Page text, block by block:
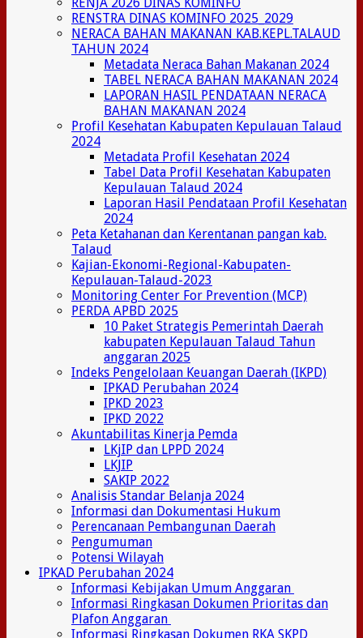
RENSTRA DINAS KOMINFO 2025_2029
NERACA BAHAN MAKANAN KAB.KEPL.TALAUD
TAHUN 2024
Metadata Neraca Bahan Makanan 2024
TABEL NERACA BAHAN MAKANAN 2024
LAPORAN HASIL PENDATAAN NERACA
BAHAN MAKANAN 2024
Profil Kesehatan Kabupaten Kepulauan Talaud
2024
Metadata Profil Kesehatan 2024
Tabel Data Profil Kesehatan Kabupaten
Kepulauan Talaud 2024
Laporan Hasil Pendataan Profil Kesehatan
2024
Peta Ketahanan dan Kerentanan pangan kab.
Talaud
Kajian-Ekonomi-Regional-Kabupaten-
Kepulauan-Talaud-2023
Monitoring Center For Prevention (MCP)
PERDA APBD 2025
10 Paket Strategis Pemerintah Daerah
kabupaten Kepulauan Talaud Tahun
anggaran 2025
Indeks Pengelolaan Keuangan Daerah (IKPD)
IPKAD Perubahan 2024
IPKD 2023
IPKD 2022
Akuntabilitas Kinerja Pemda
LKjIP dan LPPD 2024
LKJIP
SAKIP 2022
Analisis Standar Belanja 2024
Informasi dan Dokumentasi Hukum
Perencanaan Pembangunan Daerah
Pengumuman
Potensi Wilayah
IPKAD Perubahan 2024
Informasi Kebijakan Umum Anggaran
Informasi Ringkasan Dokumen Prioritas dan
Plafon Anggaran
Informasi Ringkasan Dokumen RKA SKPD